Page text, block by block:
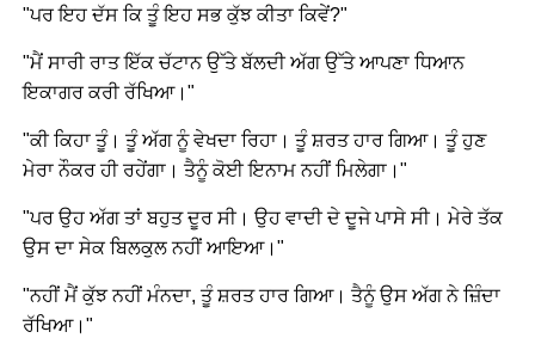
"ਪਰ ਇਹ ਦੱਸ ਕਿ ਤੂੰ ਇਹ ਸਭ ਕੁੱਝ ਕੀਤਾ ਕਿਵੇਂ?"
"ਮੈਂ ਸਾਰੀ ਰਾਤ ਇੱਕ ਚੱਟਾਨ ਉੱਤੇ ਬੱਲਦੀ ਅੱਗ ਉੱਤੇ ਆਪਣਾ ਧਿਆਨ
ਇਕਾਗਰ ਕਰੀ ਰੱਖਿਆ।"
"ਕੀ ਕਿਹਾ ਤੂੰ। ਤੂੰ ਅੱਗ ਨੂੰ ਵੇਖਦਾ ਰਿਹਾ। ਤੂੰ ਸ਼ਰਤ ਹਾਰ ਗਿਆ। ਤੂੰ ਹੁਣ
ਮੇਰਾ ਨੌਕਰ ਹੀ ਰਹੇਂਗਾ। ਤੈਨੂੰ ਕੋਈ ਇਨਾਮ ਨਹੀਂ ਮਿਲੇਗਾ।"
"ਪਰ ਉਹ ਅੱਗ ਤਾਂ ਬਹੁਤ ਦੂਰ ਸੀ। ਉਹ ਵਾਦੀ ਦੇ ਦੂਜੇ ਪਾਸੇ ਸੀ। ਮੇਰੇ ਤੱਕ
ਉਸ ਦਾ ਸੇਕ ਬਿਲਕੁਲ ਨਹੀਂ ਆਇਆ।"
"ਨਹੀਂ ਮੈਂ ਕੁੱਝ ਨਹੀਂ ਮੰਨਦਾ, ਤੂੰ ਸ਼ਰਤ ਹਾਰ ਗਿਆ। ਤੈਨੂੰ ਉਸ ਅੱਗ ਨੇ ਜ਼ਿੰਦਾ
ਰੱਖਿਆ।"